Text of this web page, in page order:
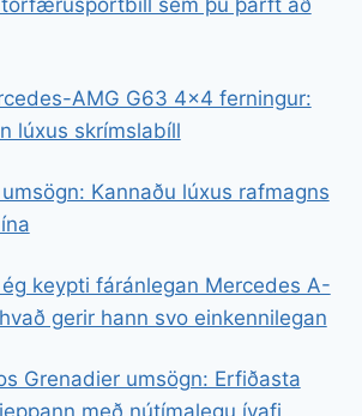
torfærusportbíll sem þú þarft að
AMG G63 4×4 ferningur:
lúxus skrímslabíll
Kannaðu lúxus rafmagns
keypti fáránlegan Mercedes A-
gerir hann svo einkennilegan
Grenadier umsögn: Erfiðasta